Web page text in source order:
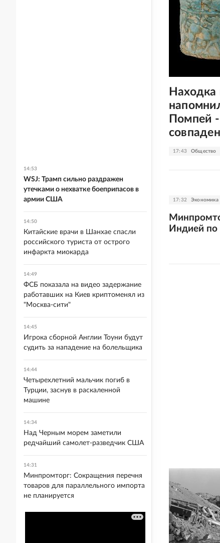
17:43 Общество
Помпей -
17:32 Экономика
Индией
14:53
WSJ: Трамп сильно раздражен
утечками о нехватке боеприпасов в
армии США
14:50
Китайские врачи в Шанхае спасли
российского туриста от острого
инфаркта миокарда
14:49
ФСБ показала на видео задержание
работавших на Киев криптоменял из
"Москва-сити"
14:45
Игрока сборной Англии Тоуни будут
судить за нападение на болельщика
14:44
Четырехлетний мальчик погиб в
Турции, заснув в раскаленной
машине
14:34
Над Черным морем заметили
редчайший самолет-разведчик США
14:31
Минпромторг: Сокращения перечня
товаров для параллельного импорта
не планируется